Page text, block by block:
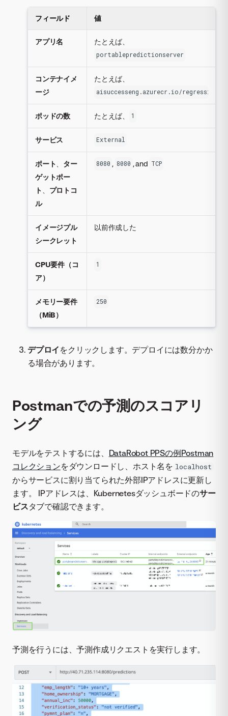
フィールド 値
アプリ名 たとえば、
portablepredictionserver
コンテナイメ
ージ
たとえば、
aisuccesseng.azurecr.io/
ポッドの数 たとえば、 1
サービス External
ポート
ター
ゲットポー
ト
プロトコ
ル
8080 , 8080 , and TCP
イメージプル
シークレット
以前作成した
CPU要件（コ
ア）
1
メモリー要件
（MiB）
250
デプロイ をクリックします。デプロイには数分かか
る場合があります。
Postmanでの予測のスコアリ
ング
モデルをテストするには、 DataRobot PPSの例Postman
コレクションをダウンロードし、ホスト名を localhost
からサービスに割り当てられた外部IPアドレスに更新し
ます。 IPアドレスは、Kubernetesダッシュボードのサー
ビスタブで確認できます。
予測を行うには、予測作成リクエストを実行します。